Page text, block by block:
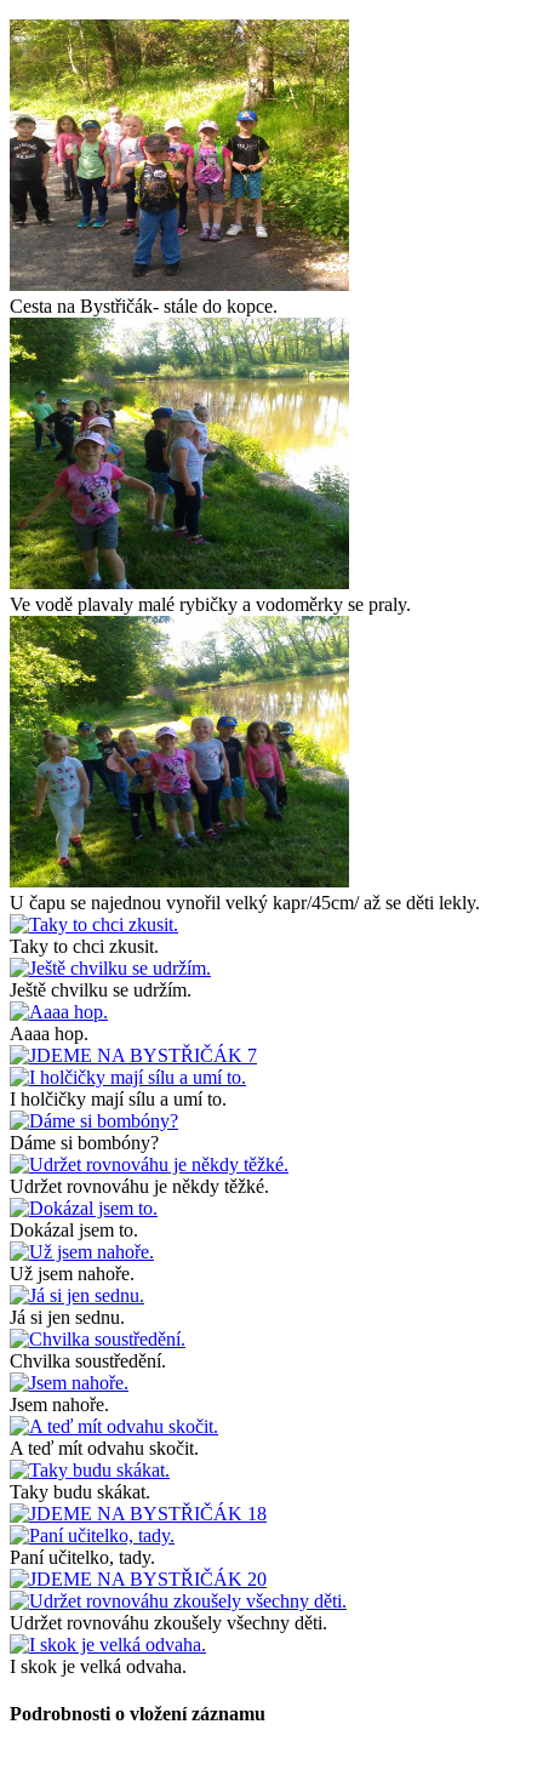
Cesta na Bystřičák- stále do kopce.
Ve vodě plavaly malé rybičky a vodoměrky se praly.
U čapu se najednou vynořil velký kapr/45cm/ až se děti lekly.
Taky to chci zkusit.
Ještě chvilku se udržím.
Aaaa hop.
I holčičky mají sílu a umí to.
Dáme si bombóny?
Udržet rovnováhu je někdy těžké.
Dokázal jsem to.
Už jsem nahoře.
Já si jen sednu.
Chvilka soustředění.
Jsem nahoře.
A teď mít odvahu skočit.
Taky budu skákat.
Paní učitelko, tady.
Udržet rovnováhu zkoušely všechny děti.
I skok je velká odvaha.
Podrobnosti o vložení záznamu